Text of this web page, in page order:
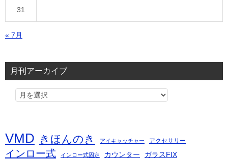
31
« 7月
月刊アーカイブ
VMD きほんのき アイキャッチャー アクセサリー
インロー式 インロー式固定 カウンター ガラスFIX